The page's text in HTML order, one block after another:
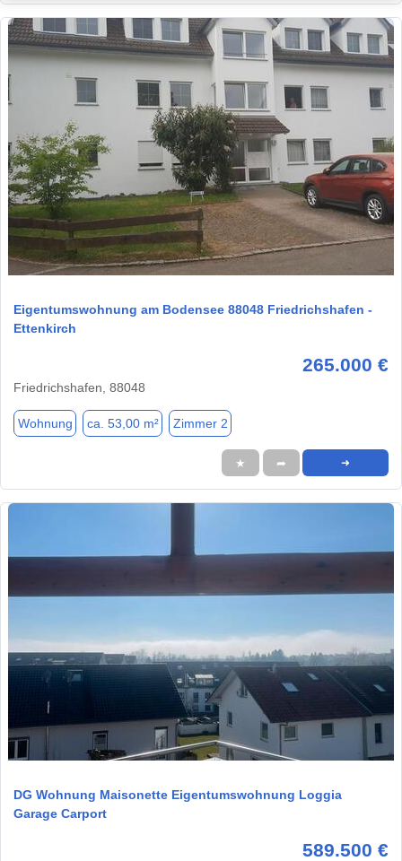
Eigentumswohnung am Bodensee 88048 Friedrichshafen -
Ettenkirch
265.000 €
Friedrichshafen, 88048
Wohnung ca. 53,00 m² Zimmer 2
★ ➦ ➜
1 / 20
DG Wohnung Maisonette Eigentumswohnung Loggia
Garage Carport
589.500 €